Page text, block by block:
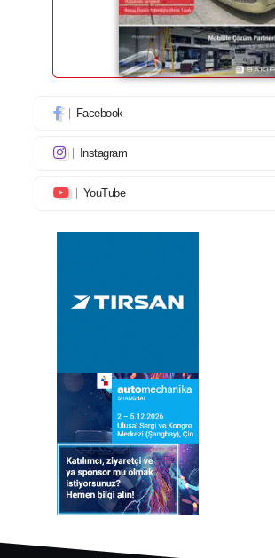
Facebook
Instagram
YouTube